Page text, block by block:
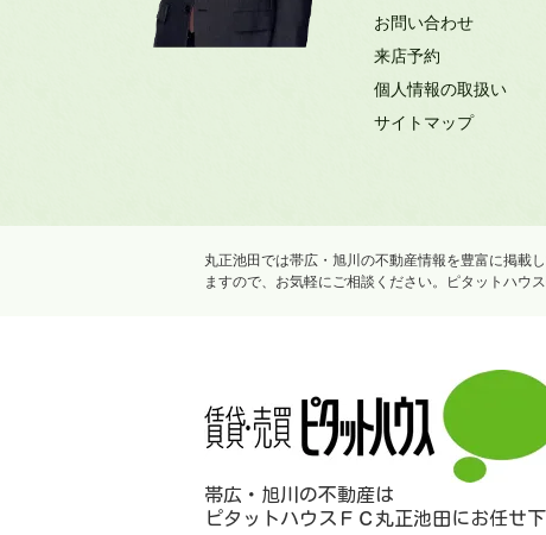
お問い合わせ
来店予約
個人情報の取扱い
サイトマップ
丸正池田では帯広・旭川の不動産情報を豊富に掲載
ますので、お気軽にご相談ください。ピタットハウ
帯広・旭川の不動産は
ピタットハウスＦＣ丸正池田にお任せ下